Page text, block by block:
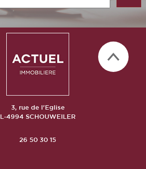
3, rue de l'Eglise
L-4994 SCHOUWEILER
26 50 30 15